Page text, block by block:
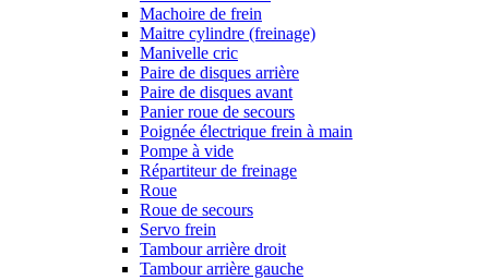
Machoire de frein
Maitre cylindre (freinage)
Manivelle cric
Paire de disques arrière
Paire de disques avant
Panier roue de secours
Poignée électrique frein à main
Pompe à vide
Répartiteur de freinage
Roue
Roue de secours
Servo frein
Tambour arrière droit
Tambour arrière gauche